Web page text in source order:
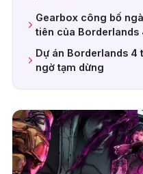
Gearbox công bố
tiên của Borderlands
Dự án Borderlands 4
ngờ tạm dừng